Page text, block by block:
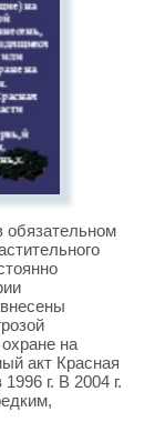
обязательном
на
акт Красная
г. В 2004 г.